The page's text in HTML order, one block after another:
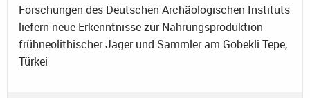
Forschungen des Deutschen Archäologischen Instituts
liefern neue Erkenntnisse zur Nahrungsproduktion
frühneolithischer Jäger und Sammler am Göbekli Tepe,
Türkei